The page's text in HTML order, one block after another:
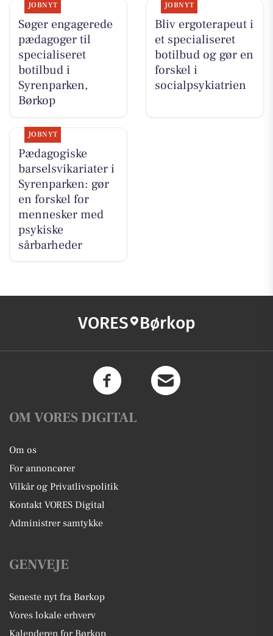
JOBNYT
Søger engagerede
pædagoger til
specialiseret
botilbud i
Syrenparken,
Børkop
JOBNYT
Bliv ergoterapeut i
et specialiseret
botilbud og gør en
forskel i
socialpsykiatrien
JOBNYT
Pædagogiske
barselsvikariater i
Syrenparken: gør
en forskel for
mennesker med
psykiske
sårbarheder
VORES Børkop
OM VORES DIGITAL
Om os
For annoncører
Vilkår og Privatlivspolitik
Kontakt VORES Digital
Administrer samtykke
GENVEJE
Seneste nyt fra Børkop
Vores lokale erhverv